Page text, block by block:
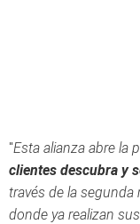
"Esta alianza abre la
clientes descubra y
través de la
donde ya realizan